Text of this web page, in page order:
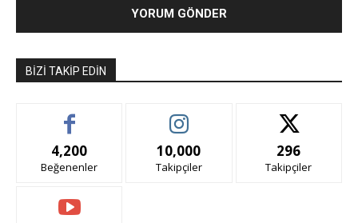
BIZI TAKIP EDIN
4,200
Beğenenler
10,000
Takipçiler
296
Takipçiler